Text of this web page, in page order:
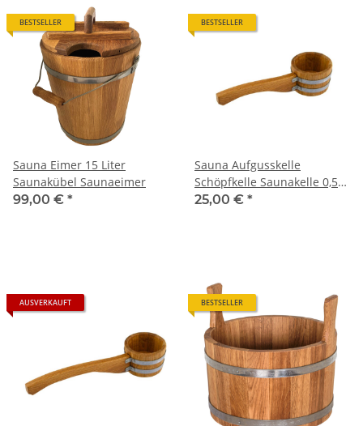
BESTSELLER
Sauna Eimer 15 Liter
Saunakübel Saunaeimer
99,00 € *
BESTSELLER
Sauna Aufgusskelle
Schöpfkelle Saunakelle 0,5L
Eiche
25,00 € *
AUSVERKAUFT BESTSELLER